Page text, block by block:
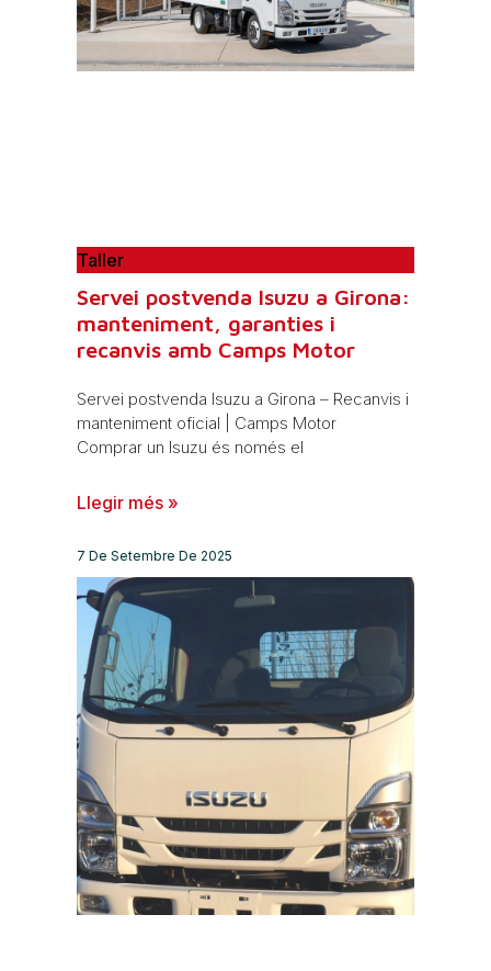
Taller
Servei postvenda Isuzu a Girona:
manteniment, garanties i
recanvis amb Camps Motor
Servei postvenda Isuzu a Girona – Recanvis i
manteniment oficial | Camps Motor
Comprar un Isuzu és només el
Llegir més »
7 De Setembre De 2025